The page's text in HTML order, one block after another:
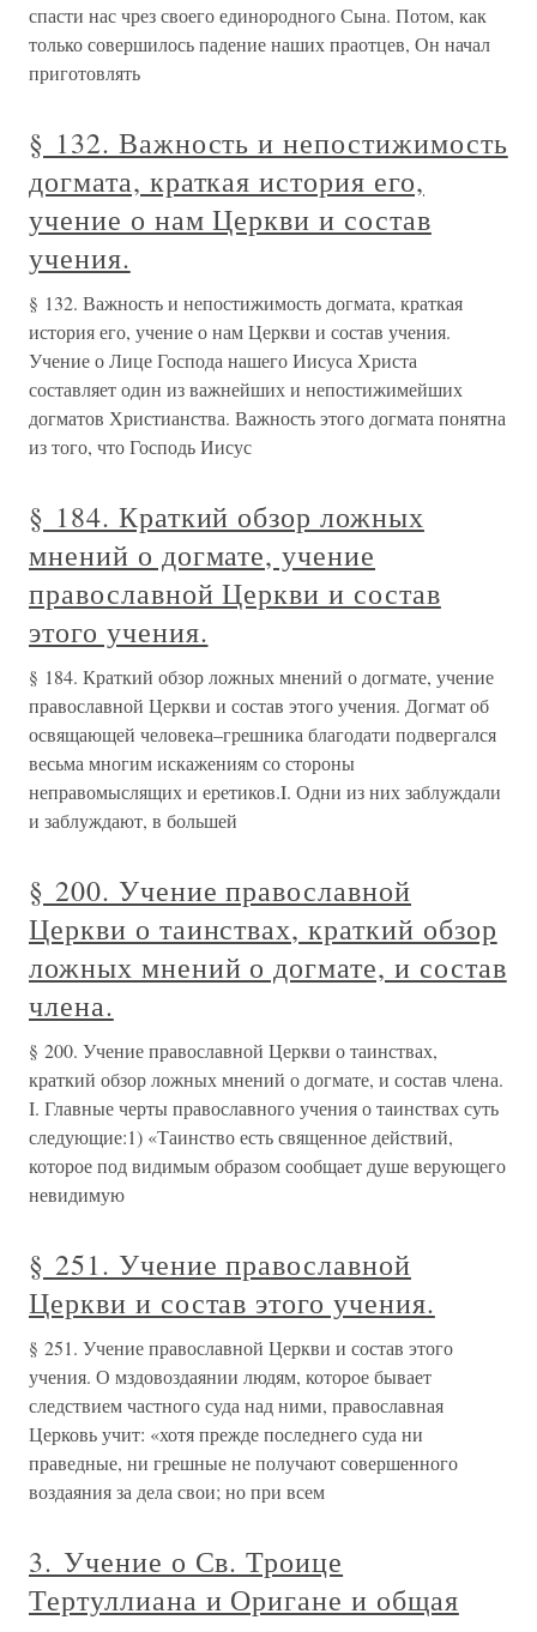
спасти нас чрез своего единородного Сына. Потом, как
только совершилось падение наших праотцев, Он начал
приготовлять
§ 132. Важность и непостижимость
догмата, краткая история его,
учение о нам Церкви и состав
учения.
§ 132. Важность и непостижимость догмата, краткая
история его, учение о нам Церкви и состав учения.
Учение о Лице Господа нашего Иисуса Христа
составляет один из важнейших и непостижимейших
догматов Христианства. Важность этого догмата понятна
из того, что Господь Иисус
§ 184. Краткий обзор ложных
мнений о догмате, учение
православной Церкви и состав
этого учения.
§ 184. Краткий обзор ложных мнений о догмате, учение
православной Церкви и состав этого учения. Догмат об
освящающей человека–грешника благодати подвергался
весьма многим искажениям со стороны
неправомыслящих и еретиков.I. Одни из них заблуждали
и заблуждают, в большей
§ 200. Учение православной
Церкви о таинствах, краткий обзор
ложных мнений о догмате, и состав
члена.
§ 200. Учение православной Церкви о таинствах,
краткий обзор ложных мнений о догмате, и состав члена.
I. Главные черты православного учения о таинствах суть
следующие:1) «Таинство есть священное действий,
которое под видимым образом сообщает душе верующего
невидимую
§ 251. Учение православной
Церкви и состав этого учения.
§ 251. Учение православной Церкви и состав этого
учения. О мздовоздаянии людям, которое бывает
следствием частного суда над ними, православная
Церковь учит: «хотя прежде последнего суда ни
праведные, ни грешные не получают совершенного
воздаяния за дела свои; но при всем
3. Учение о Св. Троице
Тертуллиана и Оригане и общая